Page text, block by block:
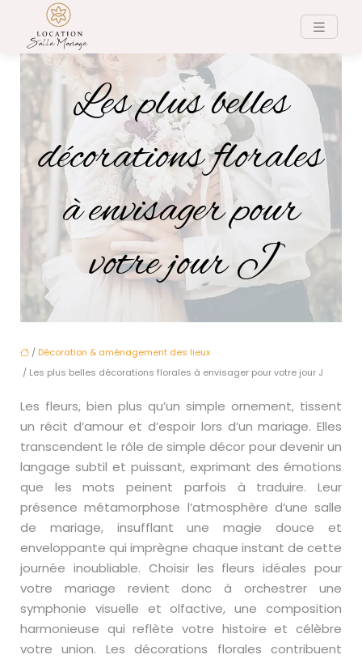
Les plus belles
décorations florales
à envisager pour
votre jour J
/ Décoration & aménagement des lieux
/ Les plus belles décorations florales à envisager pour votre jour J
Les fleurs, bien plus qu’un simple ornement, tissent
un récit d’amour et d’espoir lors d’un mariage. Elles
transcendent le rôle de simple décor pour devenir un
langage subtil et puissant, exprimant des émotions
que les mots peinent parfois à traduire. Leur
présence métamorphose l’atmosphère d’une salle
de mariage, insufflant une magie douce et
enveloppante qui imprègne chaque instant de cette
journée inoubliable. Choisir les fleurs idéales pour
votre mariage revient donc à orchestrer une
symphonie visuelle et olfactive, une composition
harmonieuse qui reflète votre histoire et célèbre
votre union. Les décorations florales contribuent